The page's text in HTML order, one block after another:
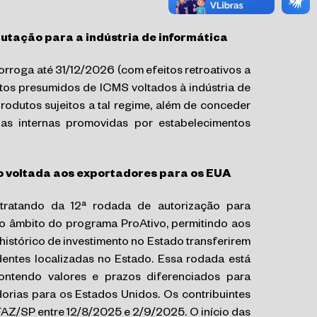
para a indústria de informática
até 31/12/2026 (com efeitos retroativos a
presumidos de ICMS voltados à indústria de
sujeitos a tal regime, além de conceder
internas promovidas por estabelecimentos
voltada aos exportadores para os EUA
da 12ª rodada de autorização para
âmbito do programa ProAtivo, permitindo aos
de investimento no Estado transferirem
localizadas no Estado. Essa rodada está
valores e prazos diferenciados para
para os Estados Unidos. Os contribuintes
SP entre 12/8/2025 e 2/9/2025. O início das